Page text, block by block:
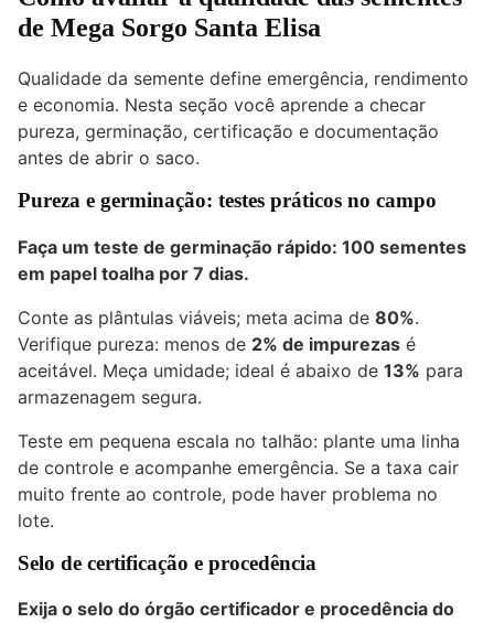
de Mega Sorgo Santa Elisa
Qualidade da semente define emergência, rendimento
e economia. Nesta seção você aprende a checar
pureza, germinação, certificação e documentação
antes de abrir o saco.
Pureza e germinação: testes práticos no campo
Faça um teste de germinação rápido: 100 sementes
em papel toalha por 7 dias.
Conte as plântulas viáveis; meta acima de 80%.
Verifique pureza: menos de 2% de impurezas é
aceitável. Meça umidade; ideal é abaixo de 13% para
armazenagem segura.
Teste em pequena escala no talhão: plante uma linha
de controle e acompanhe emergência. Se a taxa cair
muito frente ao controle, pode haver problema no
lote.
Selo de certificação e procedência
Exija o selo do órgão certificador e procedência do